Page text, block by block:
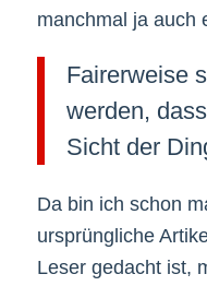
manchmal ja auch
Fairerweise
werden,
Sicht der
Da bin ich schon
ursprüngliche
Leser gedacht ist,